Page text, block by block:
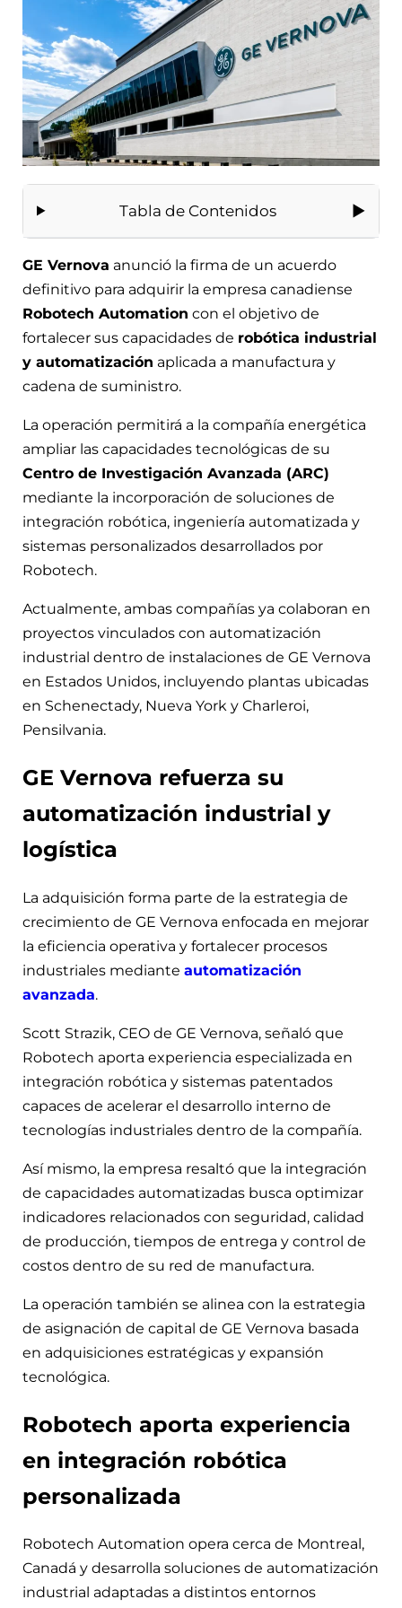
Tabla de Contenidos
GE Vernova anunció la firma de un acuerdo
definitivo para adquirir la empresa canadiense
Robotech Automation con el objetivo de
fortalecer sus capacidades de robótica industrial
y automatización aplicada a manufactura y
cadena de suministro.
La operación permitirá a la compañía energética
ampliar las capacidades tecnológicas de su
Centro de Investigación Avanzada (ARC)
mediante la incorporación de soluciones de
integración robótica, ingeniería automatizada y
sistemas personalizados desarrollados por
Robotech.
Actualmente, ambas compañías ya colaboran en
proyectos vinculados con automatización
industrial dentro de instalaciones de GE Vernova
en Estados Unidos, incluyendo plantas ubicadas
en Schenectady, Nueva York y Charleroi,
Pensilvania.
GE Vernova refuerza su
automatización industrial y
logística
La adquisición forma parte de la estrategia de
crecimiento de GE Vernova enfocada en mejorar
la eficiencia operativa y fortalecer procesos
industriales mediante automatización
avanzada.
Scott Strazik, CEO de GE Vernova, señaló que
Robotech aporta experiencia especializada en
integración robótica y sistemas patentados
capaces de acelerar el desarrollo interno de
tecnologías industriales dentro de la compañía.
Así mismo, la empresa resaltó que la integración
de capacidades automatizadas busca optimizar
indicadores relacionados con seguridad, calidad
de producción, tiempos de entrega y control de
costos dentro de su red de manufactura.
La operación también se alinea con la estrategia
de asignación de capital de GE Vernova basada
en adquisiciones estratégicas y expansión
tecnológica.
Robotech aporta experiencia
en integración robótica
personalizada
Robotech Automation opera cerca de Montreal,
Canadá y desarrolla soluciones de automatización
industrial adaptadas a distintos entornos